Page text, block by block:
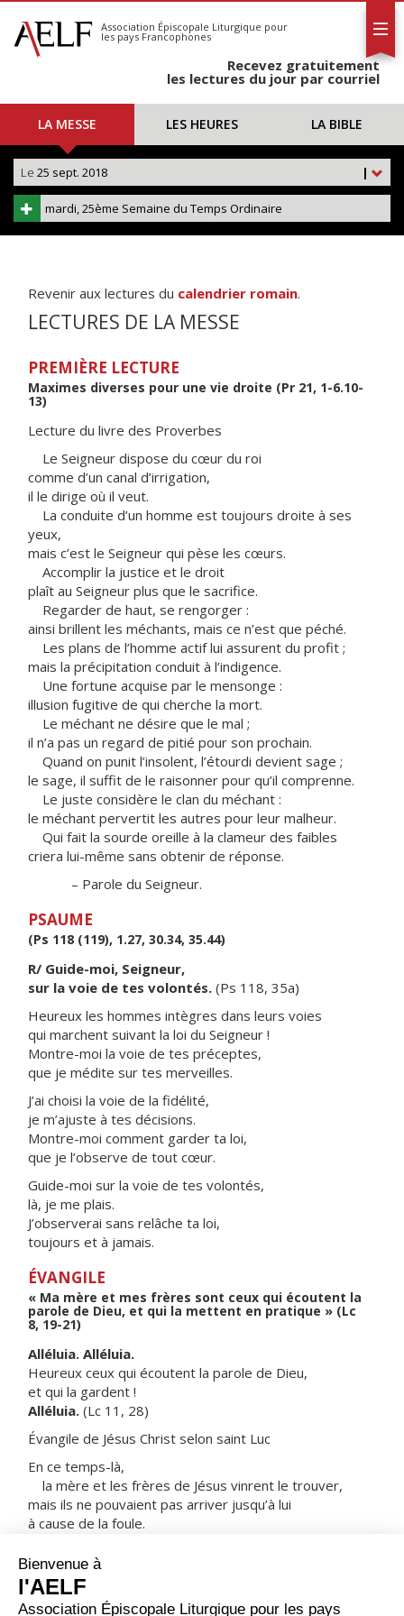
S'abonner
Calendrier
Association Épiscopale Liturgique pour
les pays Francophones
Recevez gratuitement
les lectures du jour par courriel
LA MESSE LES HEURES LA BIBLE
|
Le 25 sept. 2018
mardi, 25ème Semaine du Temps Ordinaire
Revenir aux lectures du calendrier romain.
LECTURES DE LA MESSE
PREMIÈRE LECTURE
Maximes diverses pour une vie droite (Pr 21, 1-6.10-
13)
Lecture du livre des Proverbes
Le Seigneur dispose du cœur du roi
comme d’un canal d’irrigation,
il le dirige où il veut.
La conduite d’un homme est toujours droite à ses
yeux,
mais c’est le Seigneur qui pèse les cœurs.
Accomplir la justice et le droit
plaît au Seigneur plus que le sacrifice.
Regarder de haut, se rengorger :
ainsi brillent les méchants, mais ce n’est que péché.
Les plans de l’homme actif lui assurent du profit ;
mais la précipitation conduit à l’indigence.
Une fortune acquise par le mensonge :
illusion fugitive de qui cherche la mort.
Le méchant ne désire que le mal ;
il n’a pas un regard de pitié pour son prochain.
Quand on punit l’insolent, l’étourdi devient sage ;
le sage, il suffit de le raisonner pour qu’il comprenne.
Le juste considère le clan du méchant :
le méchant pervertit les autres pour leur malheur.
Qui fait la sourde oreille à la clameur des faibles
criera lui-même sans obtenir de réponse.
– Parole du Seigneur.
PSAUME
(Ps 118 (119), 1.27, 30.34, 35.44)
R/ Guide-moi, Seigneur,
sur la voie de tes volontés. (Ps 118, 35a)
Heureux les hommes intègres dans leurs voies
qui marchent suivant la loi du Seigneur !
Montre-moi la voie de tes préceptes,
que je médite sur tes merveilles.
J’ai choisi la voie de la fidélité,
je m’ajuste à tes décisions.
Montre-moi comment garder ta loi,
que je l’observe de tout cœur.
Guide-moi sur la voie de tes volontés,
là, je me plais.
J’observerai sans relâche ta loi,
toujours et à jamais.
ÉVANGILE
« Ma mère et mes frères sont ceux qui écoutent la
parole de Dieu, et qui la mettent en pratique » (Lc
8, 19-21)
Alléluia. Alléluia.
Heureux ceux qui écoutent la parole de Dieu,
et qui la gardent !
Alléluia. (Lc 11, 28)
Évangile de Jésus Christ selon saint Luc
En ce temps-là,
la mère et les frères de Jésus vinrent le trouver,
mais ils ne pouvaient pas arriver jusqu’à lui
à cause de la foule.
« Ta mère et tes frères sont là dehors,
qui veulent te voir. »
Il leur répondit :